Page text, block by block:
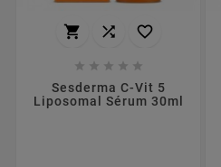
  
    
Sesderma C-Vit 5
Liposomal Sérum 30ml